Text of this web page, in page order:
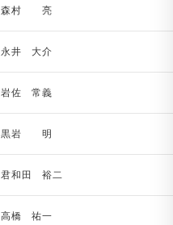
森村 亮
永井 大介
岩佐 常義
黒岩 明
君和田 裕二
高橋 祐一